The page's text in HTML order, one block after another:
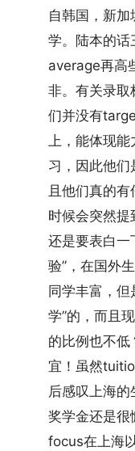
自韩国，新
学。陆本的话
average再高
非。有关录取
们并没有
上，能体现
习，因此他
且他们真的
时候会突然
还是要表白一
验”，在国外
同学丰富，但
学”的，而且
的比例也不
宜！虽然
后感叹上海
奖学金还是很
focus在上海